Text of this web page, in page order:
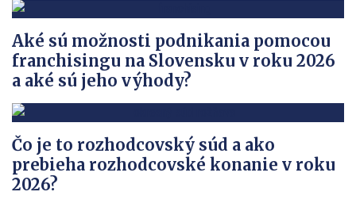
Aké sú možnosti podnikania pomocou
franchisingu na Slovensku v roku 2026
a aké sú jeho výhody?
Čo je to rozhodcovský súd a ako
prebieha rozhodcovské konanie v roku
2026?